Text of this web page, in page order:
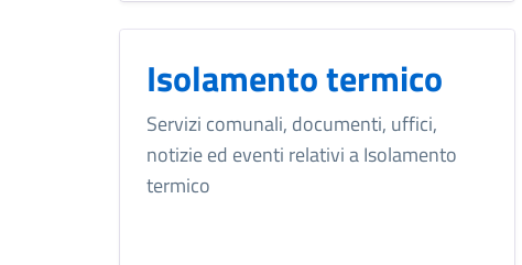
Isolamento termico
Servizi comunali, documenti, uffici,
notizie ed eventi relativi a Isolamento
termico